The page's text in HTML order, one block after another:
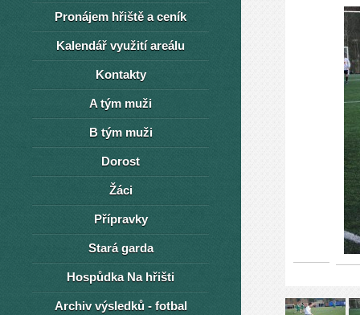
Pronájem hřiště a ceník
Kalendář využití areálu
Kontakty
A tým muži
B tým muži
Dorost
Žáci
Přípravky
Stará garda
Hospůdka Na hřišti
Archiv výsledků - fotbal